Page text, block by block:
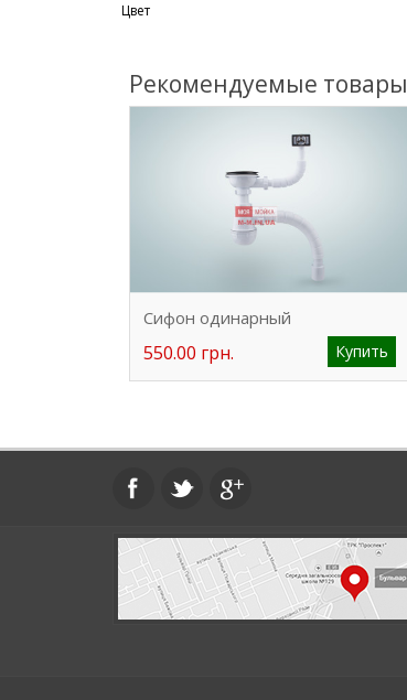
Цвет
Рекомендуемые товары
Сифон одинарный
550.00 грн. Купить